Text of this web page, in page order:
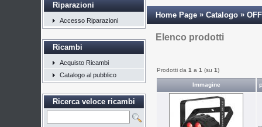
Riparazioni
Accesso Riparazioni
Ricambi
Acquisto Ricambi
Catalogo al pubblico
Ricerca veloce ricambi
Home Page»Catalogo»
Elenco prodotti
Prodotti da 1 a 1 (su 1)
Immagine